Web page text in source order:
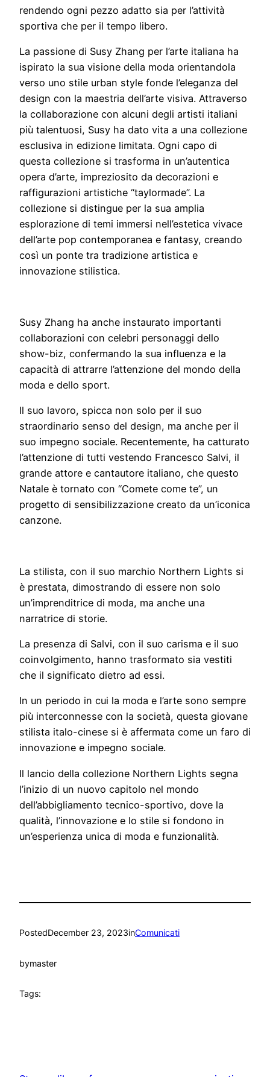
rendendo ogni pezzo adatto sia per l’attività
sportiva che per il tempo libero.
La passione di Susy Zhang per l’arte italiana ha
ispirato la sua visione della moda orientandola
verso uno stile urban style fonde l’eleganza del
design con la maestria dell’arte visiva. Attraverso
la collaborazione con alcuni degli artisti italiani
più talentuosi, Susy ha dato vita a una collezione
esclusiva in edizione limitata. Ogni capo di
questa collezione si trasforma in un’autentica
opera d’arte, impreziosito da decorazioni e
raffigurazioni artistiche “taylormade”. La
collezione si distingue per la sua amplia
esplorazione di temi immersi nell’estetica vivace
dell’arte pop contemporanea e fantasy, creando
così un ponte tra tradizione artistica e
innovazione stilistica.
Susy Zhang ha anche instaurato importanti
collaborazioni con celebri personaggi dello
show-biz, confermando la sua influenza e la
capacità di attrarre l’attenzione del mondo della
moda e dello sport.
Il suo lavoro, spicca non solo per il suo
straordinario senso del design, ma anche per il
suo impegno sociale. Recentemente, ha catturato
l’attenzione di tutti vestendo Francesco Salvi, il
grande attore e cantautore italiano, che questo
Natale è tornato con “Comete come te”, un
progetto di sensibilizzazione creato da un’iconica
canzone.
La stilista, con il suo marchio Northern Lights si
è prestata, dimostrando di essere non solo
un’imprenditrice di moda, ma anche una
narratrice di storie.
La presenza di Salvi, con il suo carisma e il suo
coinvolgimento, hanno trasformato sia vestiti
che il significato dietro ad essi.
In un periodo in cui la moda e l’arte sono sempre
più interconnesse con la società, questa giovane
stilista italo-cinese si è affermata come un faro di
innovazione e impegno sociale.
Il lancio della collezione Northern Lights segna
l’inizio di un nuovo capitolo nel mondo
dell’abbigliamento tecnico-sportivo, dove la
qualità, l’innovazione e lo stile si fondono in
un’esperienza unica di moda e funzionalità.
PostedDecember 23, 2023inComunicati
bymaster
Tags: